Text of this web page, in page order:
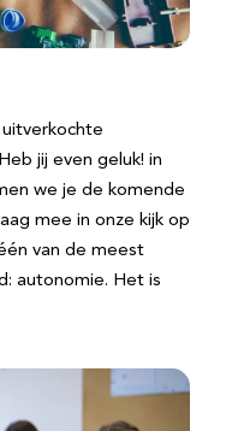
uitverkochte
jij even geluk! in
we je de komende
mee in onze kijk op
van de meest
autonomie. Het is